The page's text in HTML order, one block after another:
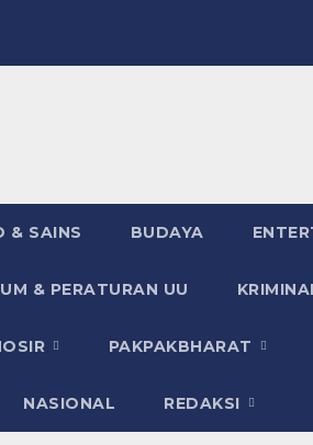
& SAINS BUDAYA
& PERATURAN UU
PAKPAKBHARAT
NASIONAL REDAKSI